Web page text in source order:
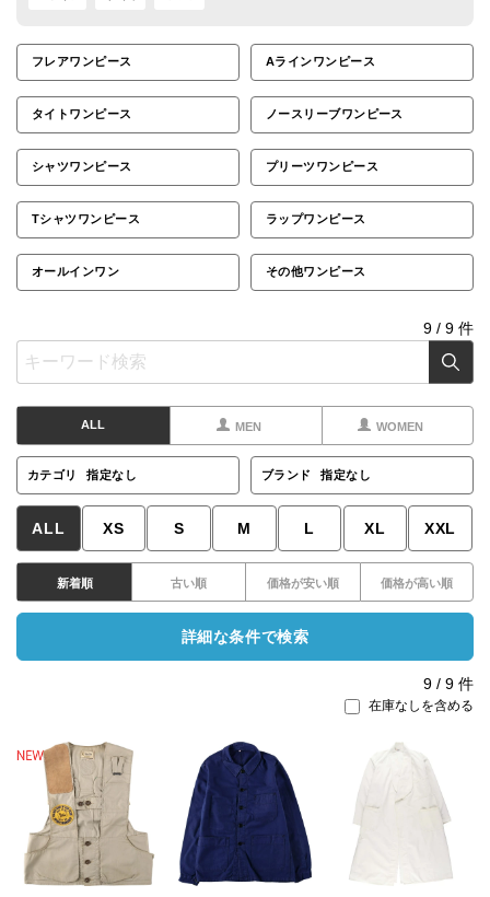
フレアワンピース Aラインワンピース
タイトワンピース ノースリーブワンピース
シャツワンピース プリーツワンピース
Tシャツワンピース ラップワンピース
オールインワン その他ワンピース
9 / 9 件
ALL MEN WOMEN
カテゴリ 指定なし ブランド 指定なし
ALL XS S M L XL XXL
新着順 古い順 価格が安い順 価格が高い順
詳細な条件で検索
9 / 9 件
在庫なしを含める